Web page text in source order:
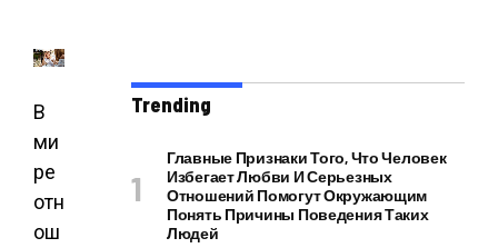
В
ми
ре
отн
ош
Trending
Главные Признаки Того, Что Человек
Избегает Любви И Серьезных
Отношений Помогут Окружающим
Понять Причины Поведения Таких
Людей